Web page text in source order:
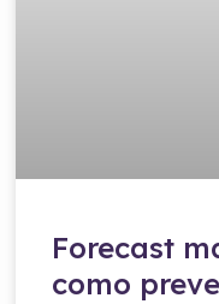
Forecast
como